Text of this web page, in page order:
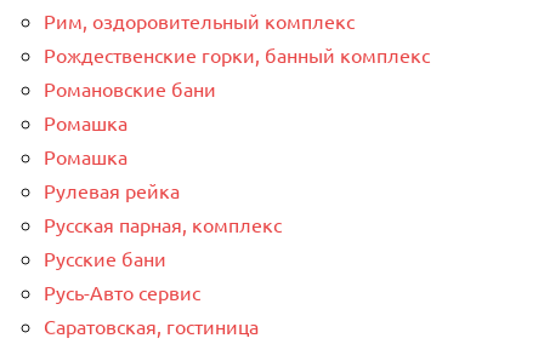
Рим, оздоровительный комплекс
Рождественские горки, банный комплекс
Романовские бани
Ромашка
Ромашка
Рулевая рейка
Русская парная, комплекс
Русские бани
Русь-Авто сервис
Саратовская, гостиница